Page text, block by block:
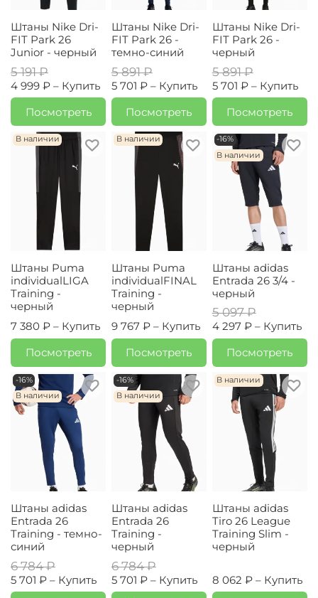
Штаны Nike Dri-
FIT Park 26
Junior - черный
5 191 ₽
4 999 ₽ – Купить
Посмотреть
Штаны Nike Dri-
FIT Park 26 -
темно-синий
5 891 ₽
5 701 ₽ – Купить
Посмотреть
Штаны Nike Dri-
FIT Park 26 -
черный
5 891 ₽
5 701 ₽ – Купить
Посмотреть
В наличии
Штаны Puma
individualLIGA
Training -
черный
7 380 ₽ – Купить
Посмотреть
В наличии
Штаны Puma
individualFINAL
Training -
черный
9 767 ₽ – Купить
Посмотреть
-16%
В наличии
Штаны adidas
Entrada 26 3/4 -
черный
5 097 ₽
4 297 ₽ – Купить
Посмотреть
-16%
В наличии
Штаны adidas
Entrada 26
Training - темно-
синий
6 784 ₽
5 701 ₽ – Купить
-16%
В наличии
Штаны adidas
Entrada 26
Training -
черный
6 784 ₽
5 701 ₽ – Купить
В наличии
Штаны adidas
Tiro 26 League
Training Slim -
черный
8 062 ₽ – Купить